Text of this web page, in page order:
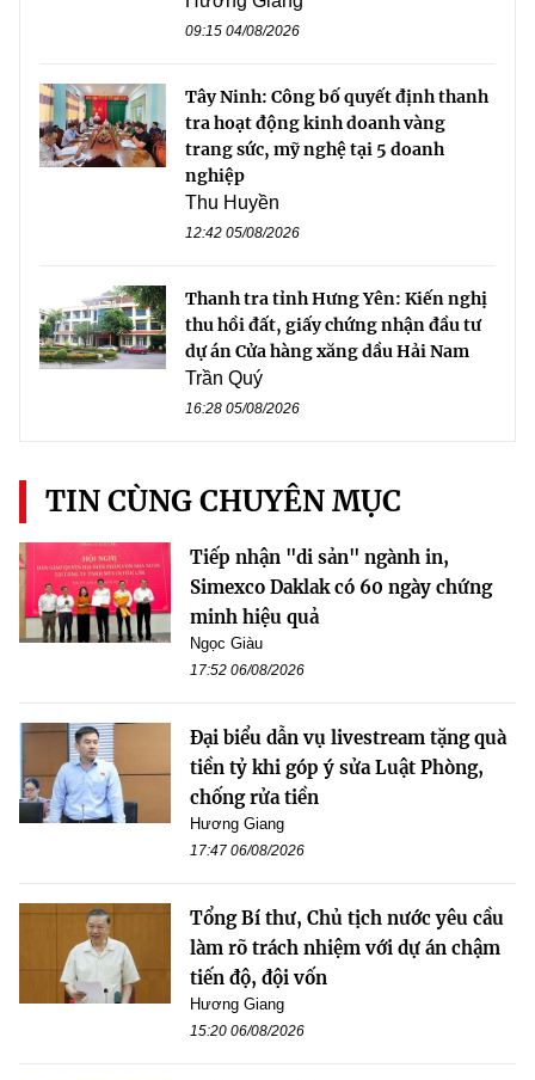
09:15 04/08/2026
Tây Ninh: Công bố quyết định thanh
tra hoạt động kinh doanh vàng
trang sức, mỹ nghệ tại 5 doanh
nghiệp
Thu Huyền
12:42 05/08/2026
Thanh tra tỉnh Hưng Yên: Kiến nghị
thu hồi đất, giấy chứng nhận đầu tư
dự án Cửa hàng xăng dầu Hải Nam
Trần Quý
16:28 05/08/2026
TIN CÙNG CHUYÊN MỤC
Tiếp nhận "di sản" ngành in,
Simexco Daklak có 60 ngày chứng
minh hiệu quả
Ngọc Giàu
17:52 06/08/2026
Đại biểu dẫn vụ livestream tặng quà
tiền tỷ khi góp ý sửa Luật Phòng,
chống rửa tiền
Hương Giang
17:47 06/08/2026
Tổng Bí thư, Chủ tịch nước yêu cầu
làm rõ trách nhiệm với dự án chậm
tiến độ, đội vốn
Hương Giang
15:20 06/08/2026